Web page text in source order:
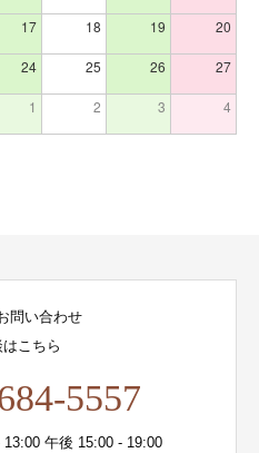
17 18 19 20
24 25 26 27
1 2 3 4
問い合わせ
こちら
5557
午後 15:00 - 19:00